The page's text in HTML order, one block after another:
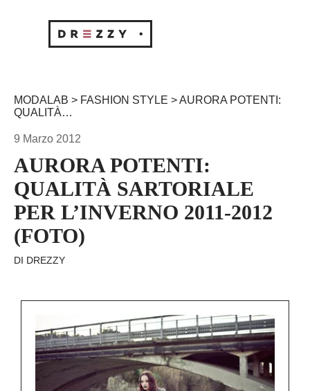
MODALAB > FASHION STYLE > AURORA POTENTI:
QUALITÀ…
9 Marzo 2012
AURORA POTENTI:
QUALITÀ SARTORIALE
PER L’INVERNO 2011-2012
(FOTO)
DI DREZZY